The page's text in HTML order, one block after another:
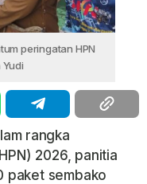
peringatan HPN
rangka
2026, panitia
paket sembako